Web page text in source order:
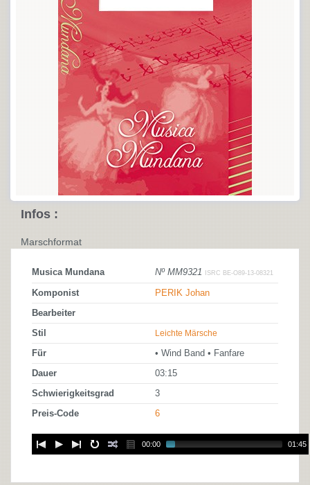
Infos :
Marschformat
Musica Mundana Nº MM9321 ISRC BE-O89-13-08321
Komponist PERIK Johan
Bearbeiter
Stil Leichte Märsche
Für • Wind Band • Fanfare
Dauer 03:15
Schwierigkeitsgrad 3
Preis-Code 6
00:00 01:45